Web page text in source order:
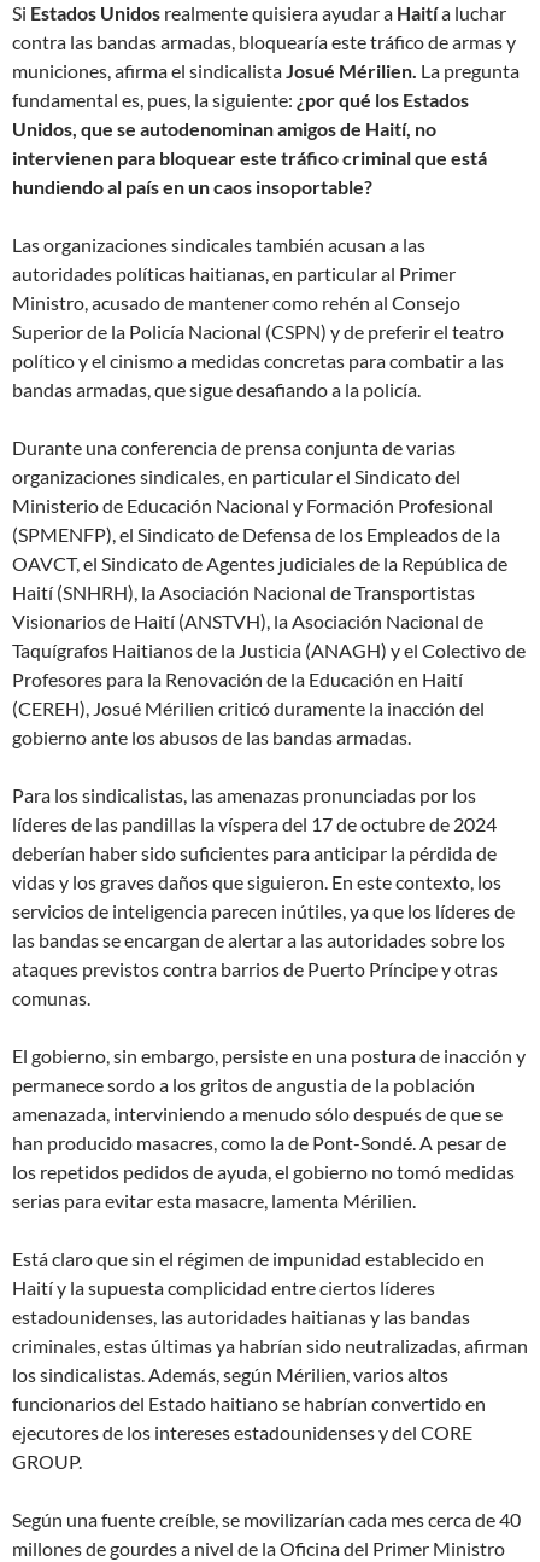
Si Estados Unidos realmente quisiera ayudar a Haitía luchar
contra las bandas armadas, bloquearía este tráfico de armas y
municiones, afirma el sindicalistaJosué Mérilien. La pregunta
fundamental es, pues, la siguiente: ¿por qué los Estados
Unidos, que se autodenominan amigos de Haití, no
intervienen para bloquear este tráfico criminal que está
hundiendo al país en un caos insoportable?
Las organizaciones sindicales también acusan a las
autoridades políticas haitianas, en particular al Primer
Ministro, acusado de mantener como rehén al Consejo
Superior de la Policía Nacional (CSPN) y de preferir el teatro
político y el cinismo a medidas concretas para combatir a las
bandas armadas, que sigue desafiando a la policía.
Durante una conferencia de prensa conjunta de varias
organizaciones sindicales, en particular el Sindicato del
Ministerio de Educación Nacional y Formación Profesional
(SPMENFP), el Sindicato de Defensa de los Empleados de la
OAVCT, el Sindicato de Agentes judiciales de la República de
Haití (SNHRH), la Asociación Nacional de Transportistas
Visionarios de Haití (ANSTVH), la Asociación Nacional de
Taquígrafos Haitianos de la Justicia (ANAGH) y el Colectivo de
Profesores para la Renovación de la Educación en Haití
(CEREH), Josué Mérilien criticó duramente la inacción del
gobierno ante los abusos de las bandas armadas.
Para los sindicalistas, las amenazas pronunciadas por los
líderes de las pandillas la víspera del 17 de octubre de 2024
deberían haber sido suficientes para anticipar la pérdida de
vidas y los graves daños que siguieron. En este contexto, los
servicios de inteligencia parecen inútiles, ya que los líderes de
las bandas se encargan de alertar a las autoridades sobre los
ataques previstos contra barrios de Puerto Príncipe y otras
comunas.
El gobierno, sin embargo, persiste en una postura de inacción y
permanece sordo a los gritos de angustia de la población
amenazada, interviniendo a menudo sólo después de que se
han producido masacres, como la de Pont-Sondé. A pesar de
los repetidos pedidos de ayuda, el gobierno no tomó medidas
serias para evitar esta masacre, lamenta Mérilien.
Está claro que sin el régimen de impunidad establecido en
Haití y la supuesta complicidad entre ciertos líderes
estadounidenses, las autoridades haitianas y las bandas
criminales, estas últimas ya habrían sido neutralizadas, afirman
los sindicalistas. Además, según Mérilien, varios altos
funcionarios del Estado haitiano se habrían convertido en
ejecutores de los intereses estadounidenses y del CORE
GROUP.
Según una fuente creíble, se movilizarían cada mes cerca de 40
millones de gourdes a nivel de la Oficina del Primer Ministro